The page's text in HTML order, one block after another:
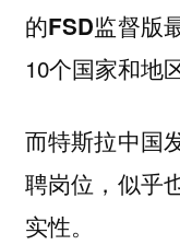
的FSD监督版
10个国家和地
而特斯拉中国
聘岗位，似乎
实性。